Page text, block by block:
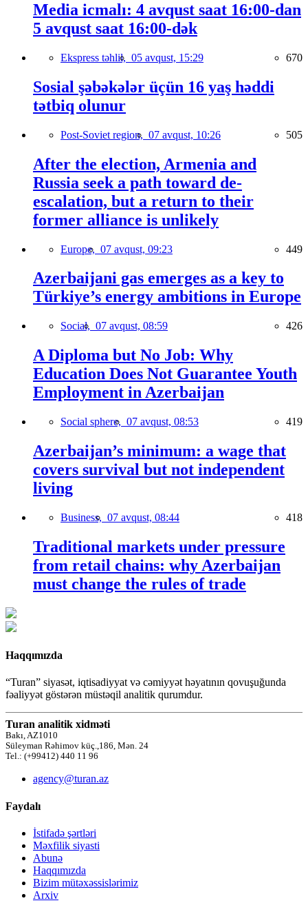
Media icmalı: 4 avqust saat 16:00-dan
5 avqust saat 16:00-dək
Ekspress təhlil, 05 avqust, 15:29 670
Sosial şəbəkələr üçün 16 yaş həddi
tətbiq olunur
Post-Soviet region, 07 avqust, 10:26 505
After the election, Armenia and
Russia seek a path toward de-
escalation, but a return to their
former alliance is unlikely
Europe, 07 avqust, 09:23 449
Azerbaijani gas emerges as a key to
Türkiye’s energy ambitions in Europe
Social, 07 avqust, 08:59 426
A Diploma but No Job: Why
Education Does Not Guarantee Youth
Employment in Azerbaijan
Social sphere, 07 avqust, 08:53 419
Azerbaijan’s minimum: a wage that
covers survival but not independent
living
Business, 07 avqust, 08:44 418
Traditional markets under pressure
from retail chains: why Azerbaijan
must change the rules of trade
Haqqımızda
“Turan” siyasət, iqtisadiyyat və cəmiyyət həyatının qovuşuğunda
fəaliyyət göstərən müstəqil analitik qurumdur.
Turan analitik xidməti
Bakı, AZ1010
Süleyman Rəhimov küç.,186, Mən. 24
Tel.: (+99412) 440 11 96
agency@turan.az
Faydalı
İstifadə şərtləri
Məxfilik siyasti
Abunə
Haqqımızda
Bizim mütəxəssislərimiz
Arxiv